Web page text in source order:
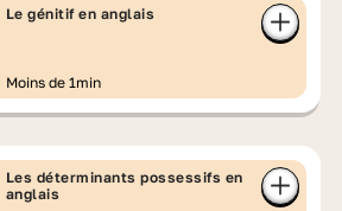
Le génitif en anglais
Moins de 1min
Les déterminants possessifs en
anglais